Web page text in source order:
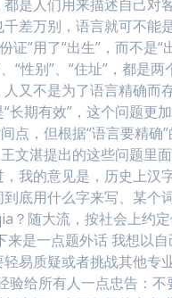
是人们用来描述自己
差万别，语言就可不能
证”用了“出生”，而不
“性别”、“住址”，都是
又不是为了语言精确
长期有效”，这个问题
点，但根据“语言要精确
王文湛提出的这些问题
我的意见是，历史上
底用什么字来写、某个
？随大流，按社会上约
是一点题外话 我想以
易质疑或者挑战其他
验给所有人一点忠告：